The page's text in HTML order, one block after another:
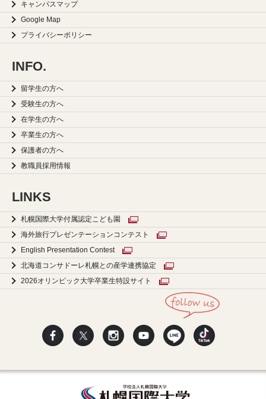
キャンパスマップ
Google Map
プライバシーポリシー
INFO.
留学生の方へ
受験生の方へ
在学生の方へ
卒業生の方へ
保護者の方へ
教職員採用情報
LINKS
札幌国際大学付属認定こども園
海外旅行プレゼンテーションコンテスト
English Presentation Contest
北海道コンサドーレ札幌との産学連携協定
2026オリンピック大学卒業生特設サイト